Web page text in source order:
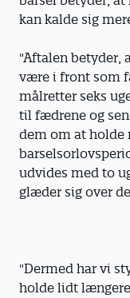
kan kalde sig
"Aftalen betyder,
være i front som
målretter seks
til fædrene og
dem om at holde
udvides med to
glæder sig over
"Dermed har vi
holde lidt